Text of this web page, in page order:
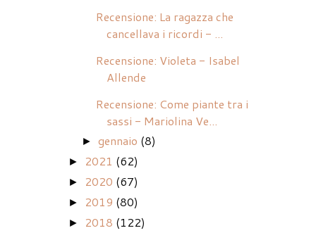
Recensione: La ragazza che
cancellava i ricordi - ...
Recensione: Violeta - Isabel
Allende
Recensione: Come piante tra i
sassi - Mariolina Ve...
►gennaio (8)
► 2021 (62)
► 2020 (67)
► 2019 (80)
► 2018 (122)